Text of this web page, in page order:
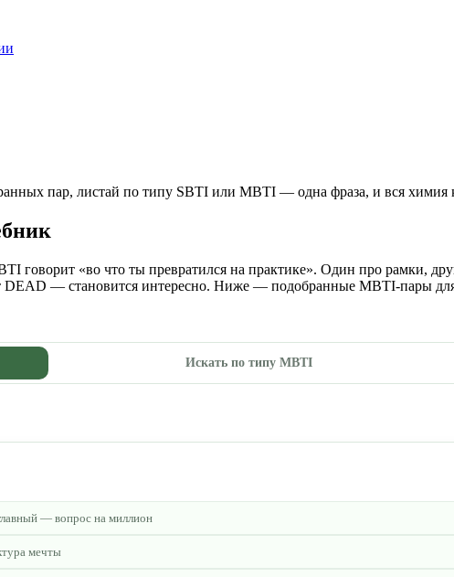
пар, листай по типу SBTI или MBTI — одна фраза, и вся химия
говорит «во что ты превратился на практике». Один про рамки,
DEAD — становится интересно. Ниже — подобранные MBTI-пары
Искать по типу MBTI
— вопрос на миллион
мечты